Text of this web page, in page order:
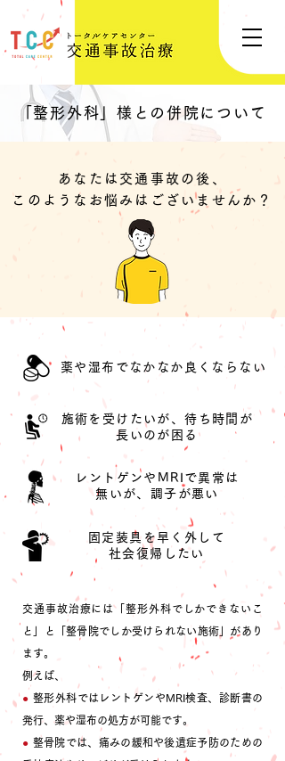
「整形外科」様との併院について
あなたは交通事故の後、
このようなお悩みはございませんか？
薬や湿布でなかなか良くならない
施術を受けたいが、待ち時間が
長いのが困る
レントゲンやMRIで異常は
無いが、調子が悪い
固定装具を早く外して
社会復帰したい
交通事故治療には「整形外科でしかできないこ
と」と「整骨院でしか受けられない施術」があり
ます。
例えば、
● 整形外科ではレントゲンやMRI検査、診断書の
発行、薬や湿布の処方が可能です。
● 整骨院では、痛みの緩和や後遺症予防のための